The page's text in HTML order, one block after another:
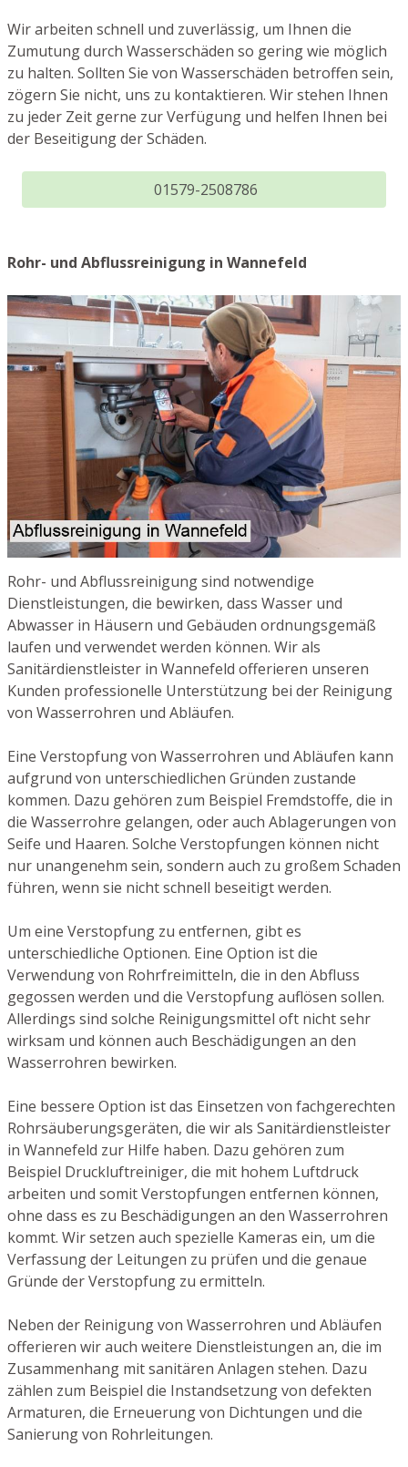
Wir arbeiten schnell und zuverlässig, um Ihnen die
Zumutung durch Wasserschäden so gering wie möglich
zu halten. Sollten Sie von Wasserschäden betroffen sein,
zögern Sie nicht, uns zu kontaktieren. Wir stehen Ihnen
zu jeder Zeit gerne zur Verfügung und helfen Ihnen bei
der Beseitigung der Schäden.
01579-2508786
Rohr- und Abflussreinigung in Wannefeld
Rohr- und Abflussreinigung sind notwendige
Dienstleistungen, die bewirken, dass Wasser und
Abwasser in Häusern und Gebäuden ordnungsgemäß
laufen und verwendet werden können. Wir als
Sanitärdienstleister in Wannefeld offerieren unseren
Kunden professionelle Unterstützung bei der Reinigung
von Wasserrohren und Abläufen.
Eine Verstopfung von Wasserrohren und Abläufen kann
aufgrund von unterschiedlichen Gründen zustande
kommen. Dazu gehören zum Beispiel Fremdstoffe, die in
die Wasserrohre gelangen, oder auch Ablagerungen von
Seife und Haaren. Solche Verstopfungen können nicht
nur unangenehm sein, sondern auch zu großem Schaden
führen, wenn sie nicht schnell beseitigt werden.
Um eine Verstopfung zu entfernen, gibt es
unterschiedliche Optionen. Eine Option ist die
Verwendung von Rohrfreimitteln, die in den Abfluss
gegossen werden und die Verstopfung auflösen sollen.
Allerdings sind solche Reinigungsmittel oft nicht sehr
wirksam und können auch Beschädigungen an den
Wasserrohren bewirken.
Eine bessere Option ist das Einsetzen von fachgerechten
Rohrsäuberungsgeräten, die wir als Sanitärdienstleister
in Wannefeld zur Hilfe haben. Dazu gehören zum
Beispiel Druckluftreiniger, die mit hohem Luftdruck
arbeiten und somit Verstopfungen entfernen können,
ohne dass es zu Beschädigungen an den Wasserrohren
kommt. Wir setzen auch spezielle Kameras ein, um die
Verfassung der Leitungen zu prüfen und die genaue
Gründe der Verstopfung zu ermitteln.
Neben der Reinigung von Wasserrohren und Abläufen
offerieren wir auch weitere Dienstleistungen an, die im
Zusammenhang mit sanitären Anlagen stehen. Dazu
zählen zum Beispiel die Instandsetzung von defekten
Armaturen, die Erneuerung von Dichtungen und die
Sanierung von Rohrleitungen.